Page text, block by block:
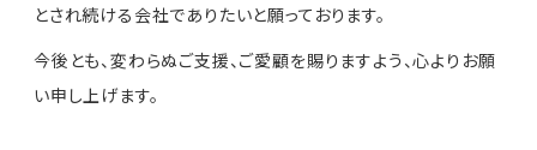
とされ続ける会社でありたいと願っております。
今後とも、変わらぬご支援、ご愛顧を賜りますよう、心よりお願
い申し上げます。